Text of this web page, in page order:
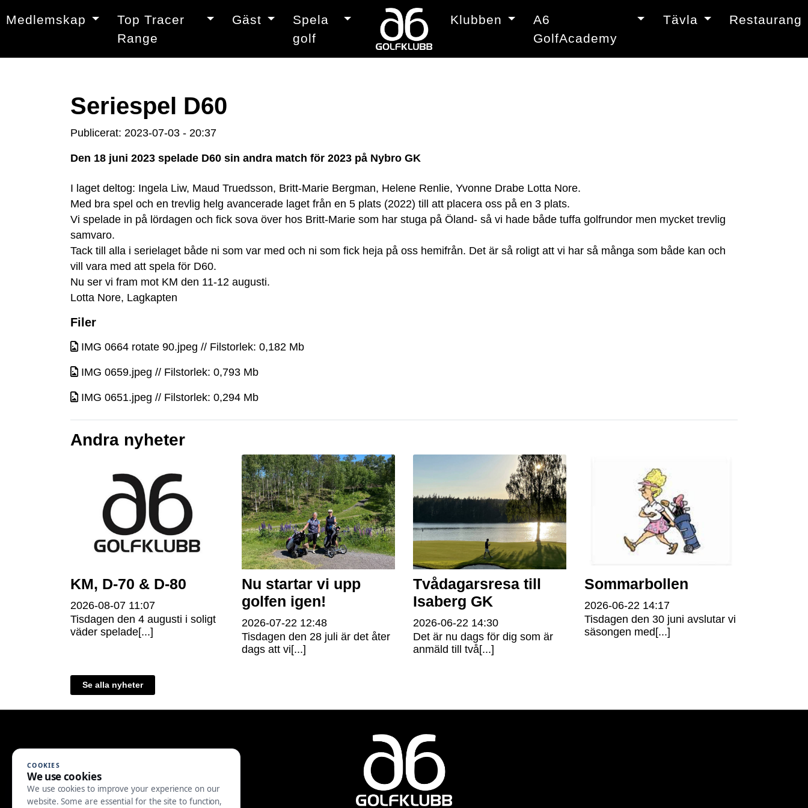
Medlemskap
Top Tracer
Range
Gäst
Spela
golf
Klubben
A6
GolfAcademy
Tävla Restaurang
Seriespel D60
Publicerat: 2023-07-03 - 20:37
Den 18 juni 2023 spelade D60 sin andra match för 2023 på Nybro GK
I laget deltog: Ingela Liw, Maud Truedsson, Britt-Marie Bergman, Helene Renlie, Yvonne Drabe Lotta Nore.
Med bra spel och en trevlig helg avancerade laget från en 5 plats (2022) till att placera oss på en 3 plats.
Vi spelade in på lördagen och fick sova över hos Britt-Marie som har stuga på Öland- så vi hade både tuffa golfrundor men mycket trevlig
samvaro.
Tack till alla i serielaget både ni som var med och ni som fick heja på oss hemifrån. Det är så roligt att vi har så många som både kan och
vill vara med att spela för D60.
Nu ser vi fram mot KM den 11-12 augusti.
Lotta Nore, Lagkapten
Filer
IMG 0664 rotate 90.jpeg // Filstorlek: 0,182 Mb
IMG 0659.jpeg // Filstorlek: 0,793 Mb
IMG 0651.jpeg // Filstorlek: 0,294 Mb
Andra nyheter
KM, D-70 & D-80
2026-08-07 11:07
Tisdagen den 4 augusti i soligt
väder spelade[...]
Nu startar vi upp
golfen igen!
2026-07-22 12:48
Tisdagen den 28 juli är det åter
dags att vi[...]
Tvådagarsresa till
Isaberg GK
2026-06-22 14:30
Det är nu dags för dig som är
anmäld till två[...]
Sommarbollen
2026-06-22 14:17
Tisdagen den 30 juni avslutar vi
säsongen med[...]
Se alla nyheter
COOKIES
We use cookies
We use cookies to improve your experience on our
website. Some are essential for the site to function,